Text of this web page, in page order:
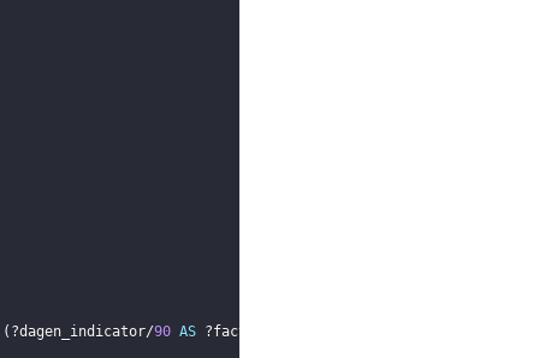
( ?dagen_indicator/90 AS ?factor